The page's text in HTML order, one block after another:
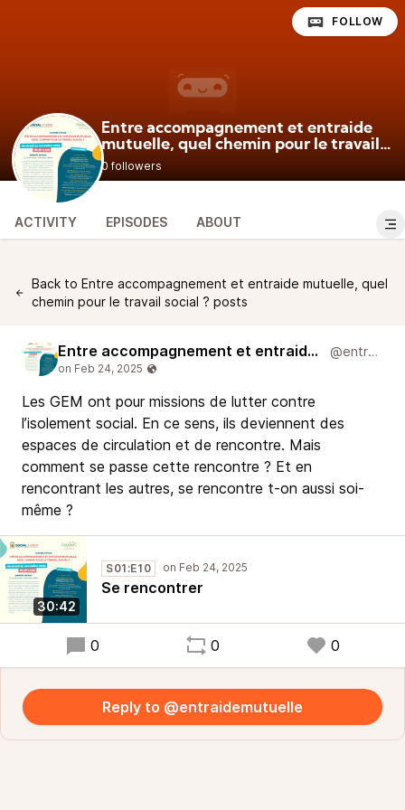
Entre accompagnement et entraide
mutuelle, quel chemin pour le travail
social ? @entraidemutuelle
0 followers
FOLLOW
ACTIVITY EPISODES ABOUT
Back to Entre accompagnement et entraide mutuelle, quel
chemin pour le travail social ? posts
Entre accompagnement et entraide mutuelle, quel chemin pour le travail social ? @entraidemutuelle
Les GEM ont pour missions de lutter contre
l’isolement social. En ce sens, ils deviennent des
espaces de circulation et de rencontre. Mais
comment se passe cette rencontre ? Et en
rencontrant les autres, se rencontre t-on aussi soi-
même ?
30:42
S01:E10
Se rencontrer
0 0 0
Reply to @entraidemutuelle